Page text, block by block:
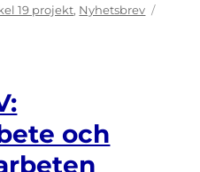
19 projekt, Nyhetsbrev
och